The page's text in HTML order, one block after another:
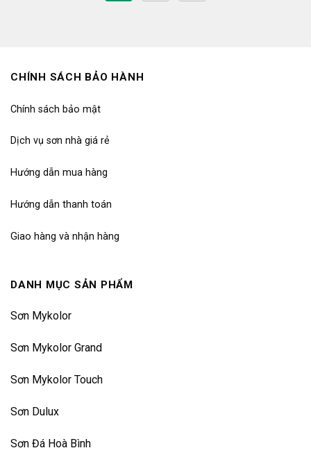
CHÍNH SÁCH BẢO HÀNH
Chính sách bảo mật
Dịch vụ sơn nhà giá rẻ
Hướng dẫn mua hàng
Hướng dẫn thanh toán
Giao hàng và nhận hàng
DANH MỤC SẢN PHẨM
Sơn Mykolor
Sơn Mykolor Grand
Sơn Mykolor Touch
Sơn Dulux
Sơn Đá Hoà Bình